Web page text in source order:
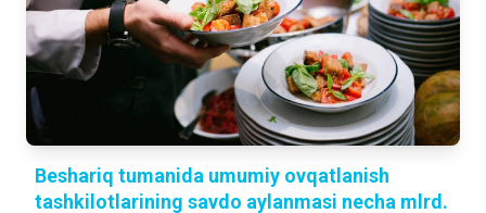
Beshariq tumanida umumiy ovqatlanish
tashkilotlarining savdo aylanmasi necha mlrd.